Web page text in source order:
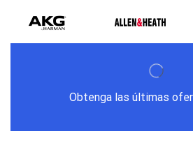
Obtenga las últimas